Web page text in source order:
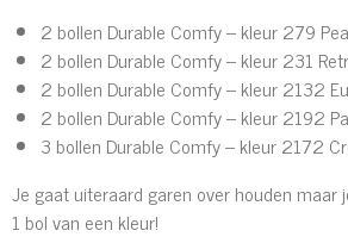
2 bollen Durable Comfy – kleur 279
2 bollen Durable Comfy – kleur 231
2 bollen Durable Comfy – kleur 2132
2 bollen Durable Comfy – kleur 2192
3 bollen Durable Comfy – kleur 2172
Je gaat uiteraard garen over houden
1 bol van een kleur!